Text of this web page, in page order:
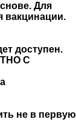
Для
вакцинации.
доступен.
С
не в первую